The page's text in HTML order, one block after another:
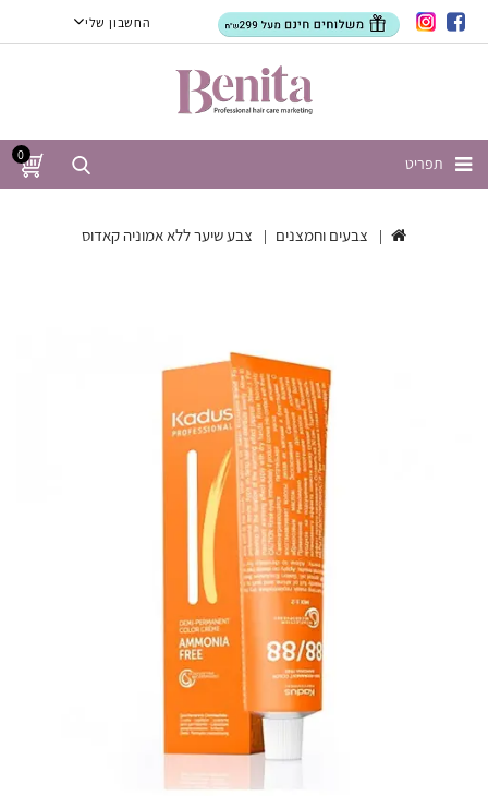
החשבון שלי
0 תפריט
צבעים וחמצנים צבע שיער ללא אמוניה קאדוס